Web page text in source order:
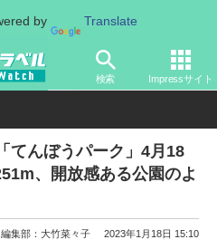
by Translate
検索 Impressサイト
行 東京
てんぼうパーク」4月18
、開放感ある公園のよ
編集部：大竹菜々子 2023年1月18日 15:10